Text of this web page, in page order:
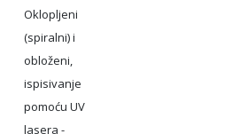
Oklopljeni
(spiralni) i
obloženi,
ispisivanje
pomoću UV
lasera -